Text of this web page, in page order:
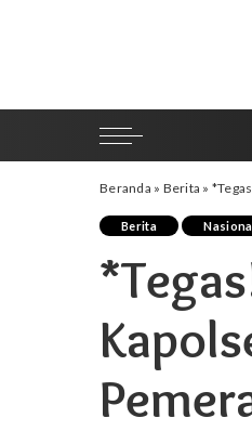
Beranda » Berita »
Berita